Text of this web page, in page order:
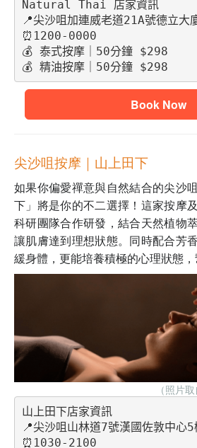
Natural Thai 店家資訊
📍尖沙咀加連威老道21A號德立大
⏰1200-0000
💰 泰式按摩｜50分鐘 $298
💰 精油按摩｜50分鐘 $298
Book Now
尖沙咀按摩｜山上田下
如果你偏愛禪意與自然結合的尖沙
下」將是你的不二選擇！這家按摩
科研團隊合作研發，結合天然植物
讓肌膚達到理想狀態。同時配合芳
緩身體，更能培養積極的心理狀態，
（照片
山上田下店家資訊
📍尖沙咀山林道7號漢國佐敦中心5
⏰1030-2100